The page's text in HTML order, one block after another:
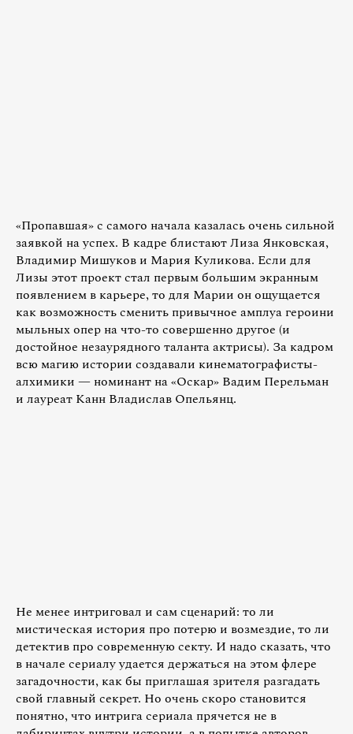
«Пропавшая» с самого начала казалась очень сильной
заявкой на успех. В кадре блистают Лиза Янковская,
Владимир Мишуков и Мария Куликова. Если для
Лизы этот проект стал первым большим экранным
появлением в карьере, то для Марии он ощущается
как возможность сменить привычное амплуа героини
мыльных опер на что-то совершенно другое (и
достойное незаурядного таланта актрисы). За кадром
всю магию истории создавали кинематографисты-
алхимики — номинант на «Оскар» Вадим Перельман
и лауреат Канн Владислав Опельянц.
Не менее интриговал и сам сценарий: то ли
мистическая история про потерю и возмездие, то ли
детектив про современную секту. И надо сказать, что
в начале сериалу удается держаться на этом флере
загадочности, как бы приглашая зрителя разгадать
свой главный секрет. Но очень скоро становится
понятно, что интрига сериала прячется не в